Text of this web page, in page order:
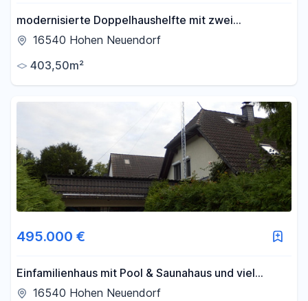
modernisierte Doppelhaushelfte mit zwei
Wohnungen auf 403,50 qm Grundstück mit Garage
16540 Hohen Neuendorf
403,50m²
495.000 €
Einfamilienhaus mit Pool & Saunahaus und viel
Privatsphäre
16540 Hohen Neuendorf